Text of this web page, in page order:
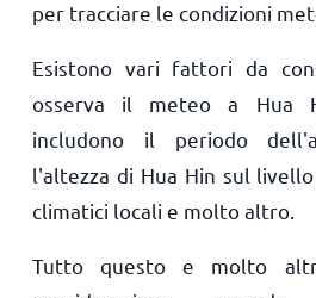
per tracciare le condizioni
Esistono vari fattori da
osserva il meteo a Hua
includono il periodo
l'altezza di Hua Hin sul
climatici locali e molto altro.
Tutto questo e molto